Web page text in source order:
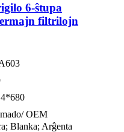
6-ŝtupa
filtrilojn
OEM
Blanka; Arĝenta